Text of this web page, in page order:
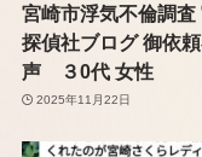
宮崎市浮気不倫調査
探偵社ブログ 御依
声 ３0代 女性
2025年11月22日